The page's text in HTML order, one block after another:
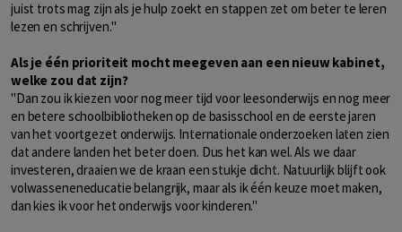
juist trots mag zijn als je hulp zoekt en stappen zet om beter te leren
lezen en schrijven."
Als je één prioriteit mocht meegeven aan een nieuw kabinet,
welke zou dat zijn?
"Dan zou ik kiezen voor nog meer tijd voor leesonderwijs en nog meer
en betere schoolbibliotheken op de basisschool en de eerste jaren
van het voortgezet onderwijs. Internationale onderzoeken laten zien
dat andere landen het beter doen. Dus het kan wel. Als we daar
investeren, draaien we de kraan een stukje dicht. Natuurlijk blijft ook
volwasseneneducatie belangrijk, maar als ik één keuze moet maken,
dan kies ik voor het onderwijs voor kinderen."